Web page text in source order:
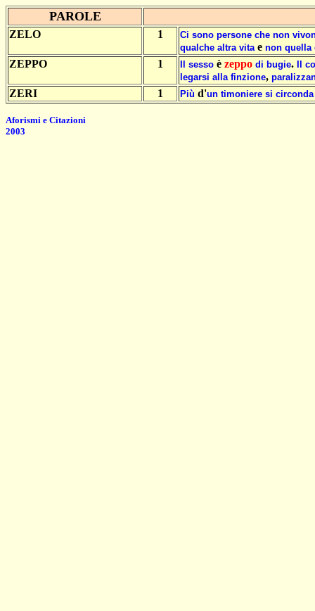
PAROLE
ZELO 1 Ci sono persone che non
qualche altra vita e non quella
ZEPPO 1 sesso è zeppo di bugie.
legarsi alla finzione,
ZERI 1 Più d'un timoniere si circonda
Aforismi e Citazioni
2003